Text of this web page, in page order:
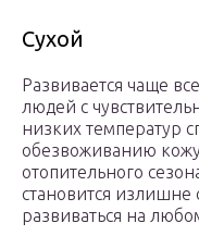
Сухой
Развивается чаще
людей с
низких температур
обезвоживанию
отопительного
становится излишне
развиваться на